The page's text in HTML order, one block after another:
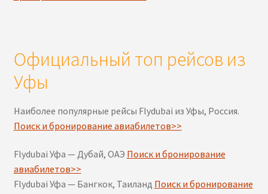
Официальный топ рейсов из
Уфы
Наиболее популярные рейсы Flydubai из Уфы, Россия.
Поиск и бронирование авиабилетов>>
Flydubai Уфа — Дубай, ОАЭ Поиск и бронирование
авиабилетов>>
Flydubai Уфа — Бангкок, Таиланд Поиск и бронирование